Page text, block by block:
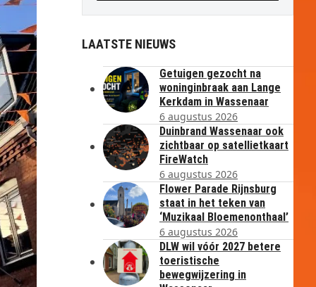
LAATSTE NIEUWS
Getuigen gezocht na
woninginbraak aan Lange
Kerkdam in Wassenaar
6 augustus 2026
Duinbrand Wassenaar ook
zichtbaar op satellietkaart
FireWatch
6 augustus 2026
Flower Parade Rijnsburg
staat in het teken van
‘Muzikaal Bloemenonthaal’
6 augustus 2026
DLW wil vóór 2027 betere
toeristische
bewegwijzering in